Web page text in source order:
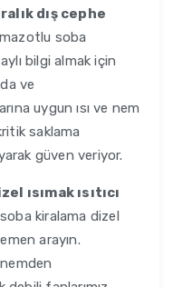
dış cephe
soba
bilgi almak için
ve
uygun ısı ve nem
saklama
güven veriyor.
ısımak ısıtıcı
kiralama dizel
arayın.